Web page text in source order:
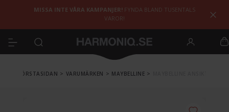
MISSA INTE VÅRA KAMPANJER! FYNDA BLAND TUSENTALS
VAROR!
FÖRSTASIDAN > VARUMÄRKEN > MAYBELLINE >